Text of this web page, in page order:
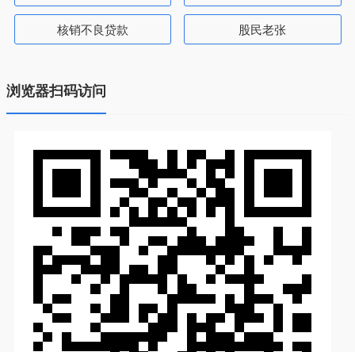
核销不良贷款 股民老张
浏览器扫码访问